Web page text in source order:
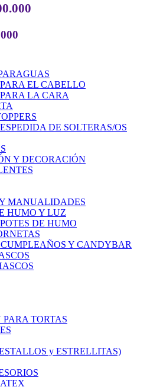
EL CABELLO
LA CARA
DE SOLTERAS/OS
Y DECORACIÓN
MANUALIDADES
HUMO Y LUZ
DE HUMO
Y CANDYBAR
TORTAS
y ESTRELLITAS)